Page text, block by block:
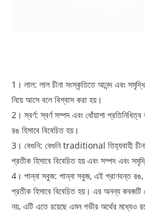
1। লাল: লাল চীনা সংস্কৃতিতে আনন্দ এবং
নিয়ে আসে বলে বিশ্বাস করা হয়।
2। স্বর্ণ: স্বর্ণ সম্পদ এবং ধোঁয়াশা
রঙ হিসাবে বিবেচিত হয়।
3। বেগুনি: বেগুনি traditional তিহ্যবাহী
প্রতীক হিসাবে বিবেচিত হয় এবং সম্পদ এবং
4। পান্না সবুজ: পান্না সবুজ, এই প্রাণবন্ত রঙ,
প্রতীক হিসাবে বিবেচিত হয়। এর অনন্য কবজটি
নয়, এটি এতে রয়েছে এমন গভীর অর্থের মধ্যেও